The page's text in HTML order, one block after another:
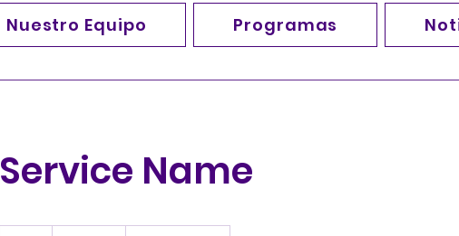
Nuestro Equipo Programas
Service Name